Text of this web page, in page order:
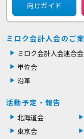
向けガイド
ミロク会計人会のご
ミロク会計人会連合会
単位会
沿革
活動予定・報告
北海道会
東京会